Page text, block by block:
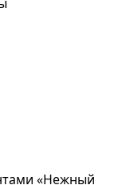
«Нежный